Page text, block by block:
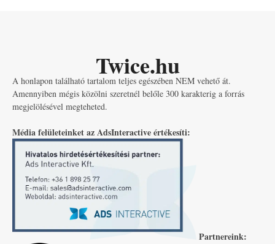
Twice.hu
A honlapon található tartalom teljes egészében NEM vehető át.
Amennyiben mégis közölni szeretnél belőle 300 karakterig a forrás
megjelölésével megteheted.
Média felületeinket az AdsInteractive értékesíti:
Partnereink: